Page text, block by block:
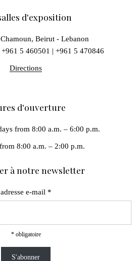
d'exposition
Beirut - Lebanon
+961 5 460501 | +961 5 470846
Directions
d'ouverture
from 8:00 a.m. – 6:00 p.m.
8:00 a.m. – 2:00 p.m.
à notre newsletter
adresse e-mail *
*obligatoire